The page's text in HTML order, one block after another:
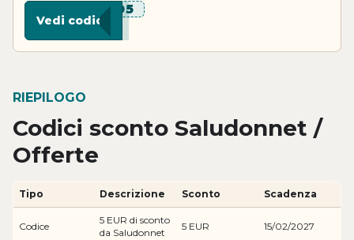
***UD5
Vedi codice
RIEPILOGO
Codici sconto Saludonnet /
Offerte
Tipo Descrizione Sconto Scadenza
Codice
5 EUR di sconto
da Saludonnet
5 EUR 15/02/2027